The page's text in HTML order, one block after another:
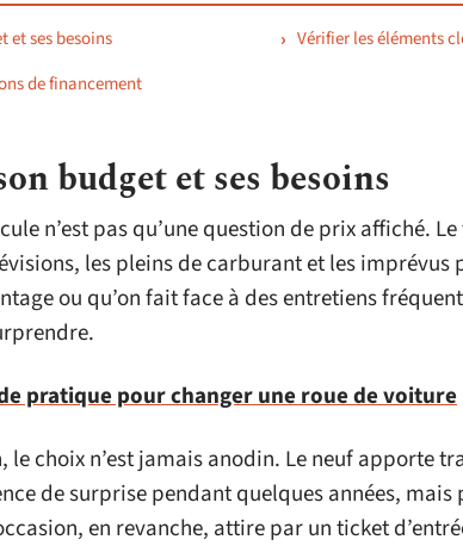
et ses besoins
de financement
Vérifier les éléments
budget et ses besoins
n’est pas qu’une question de prix affiché.
les pleins de carburant et les imprévus
ou qu’on fait face à des entretiens
pratique pour changer une roue de voiture
le choix n’est jamais anodin. Le neuf apporte
de surprise pendant quelques années, mais
en revanche, attire par un ticket